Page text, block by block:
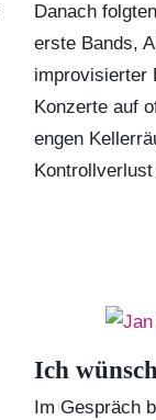
Danach
erste Bands,
improvisierter
Konzerte auf
engen
Ich
Im Gespräch